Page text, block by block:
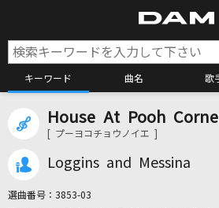
キーワード 曲名 歌
カラオケ検索
House At Pooh
[ プーヨコチョウノイエ ]
Loggins and Messina
選曲番号： 3853-03